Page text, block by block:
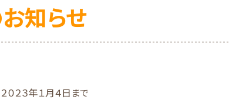
知らせ
０２３年１月４日まで